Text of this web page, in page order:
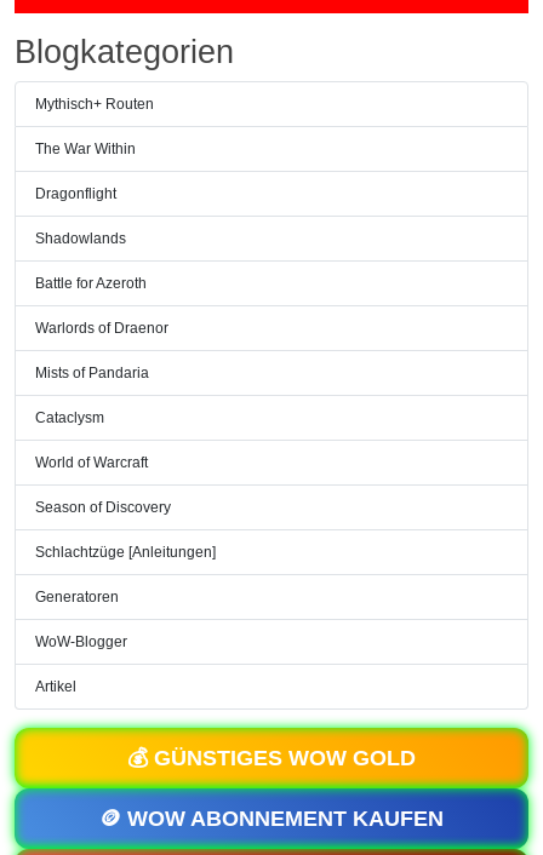
Blogkategorien
Mythisch+ Routen
The War Within
Dragonflight
Shadowlands
Battle for Azeroth
Warlords of Draenor
Mists of Pandaria
Cataclysm
World of Warcraft
Season of Discovery
Schlachtzüge [Anleitungen]
Generatoren
WoW-Blogger
Artikel
💰 GÜNSTIGES WOW GOLD
🪙 WOW ABONNEMENT KAUFEN